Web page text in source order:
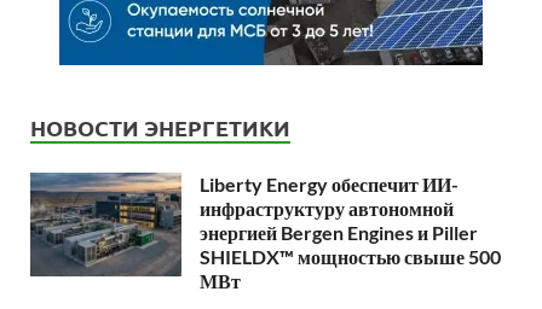
НОВОСТИ ЭНЕРГЕТИКИ
Liberty Energy обеспечит ИИ-
инфраструктуру автономной
энергией Bergen Engines и Piller
SHIELDX™ мощностью свыше 500
МВт